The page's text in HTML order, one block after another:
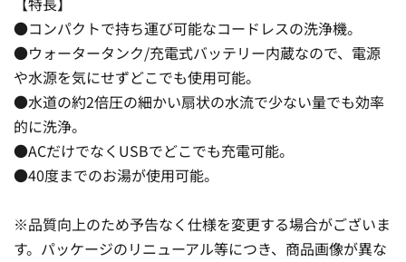
●コンパクトで持ち運び可能なコードレスの洗浄機。
●ウォータータンク/充電式バッテリー内蔵なので、電源
や水源を気にせずどこでも使用可能。
●水道の約2倍圧の細かい扇状の水流で少ない量でも効率
的に洗浄。
●ACだけでなくUSBでどこでも充電可能。
●40度までのお湯が使用可能。
※品質向上のため予告なく仕様を変更する場合がございま
す。パッケージのリニューアル等につき、商品画像が異な